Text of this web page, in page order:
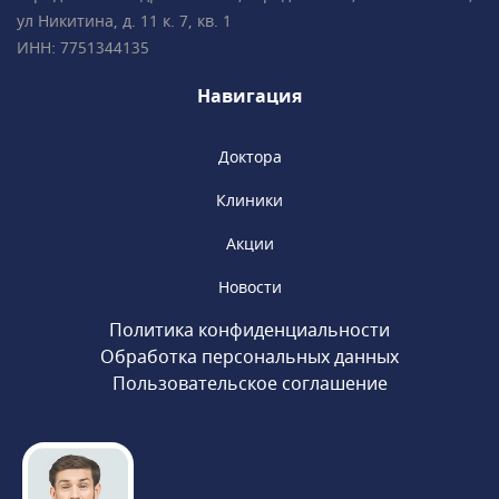
ортодонтических аппаратов.Все
специалисты клиники обладают
многолетним опытом успешной работы
и современным взглядом на медицину.
ул Никитина, д. 11 к. 7, кв. 1
ИНН: 7751344135
Навигация
Доктора
Клиники
Акции
Новости
Политика конфиденциальности
Обработка персональных данных
Пользовательское соглашение